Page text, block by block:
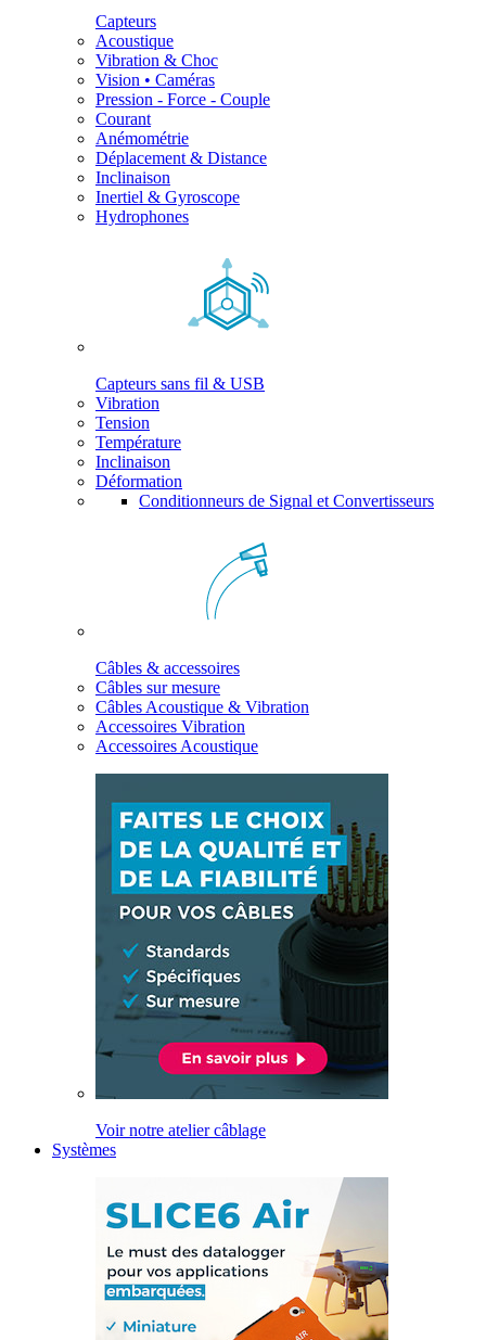
Capteurs
Acoustique
Vibration & Choc
Vision • Caméras
Pression - Force - Couple
Courant
Anémométrie
Déplacement & Distance
Inclinaison
Inertiel & Gyroscope
Hydrophones
Capteurs sans fil & USB
Vibration
Tension
Température
Inclinaison
Déformation
Conditionneurs de Signal et Convertisseurs
Câbles & accessoires
Câbles sur mesure
Câbles Acoustique & Vibration
Accessoires Vibration
Accessoires Acoustique
Voir notre atelier câblage
Systèmes